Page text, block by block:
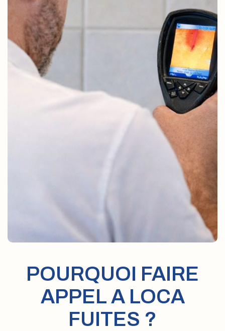
POURQUOI FAIRE
APPEL A LOCA
FUITES ?